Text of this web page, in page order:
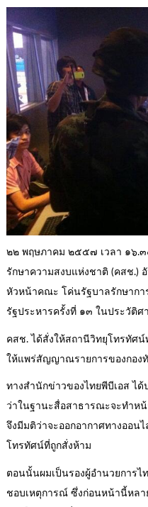
๒๒ พฤษภาคม ๒๕๕๗ เวลา ๑๖.
รักษาความสงบแห่งชาติ (คสช.)
หัวหน้าคณะ โค่นรัฐบาลรักษาก
รัฐประหารครั้งที่ ๑๓ ในประวัติศ
คสช. ได้สั่งให้สถานีวิทยุโทรทัศ
ให้แพร่สัญญาณรายการของกอง
ทางสำนักข่าวของไทยพีบีเอส ไ
ว่าในฐานะสื่อสาธารณะจะทำห
จึงมีมติว่าจะออกอากาศทางออน
โทรทัศน์ที่ถูกสั่งห้าม
ตอนนั้นผมเป็นรองผู้อำนวยการไ
ชอบเหตุการณ์ ซึ่งก่อนหน้านี้หลา